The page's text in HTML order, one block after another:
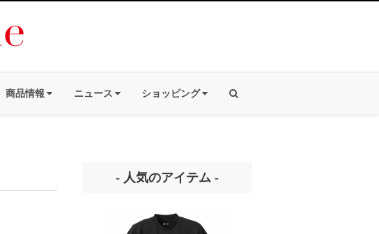
商品情報 ニュース ショッピング
- 人気のアイテム -